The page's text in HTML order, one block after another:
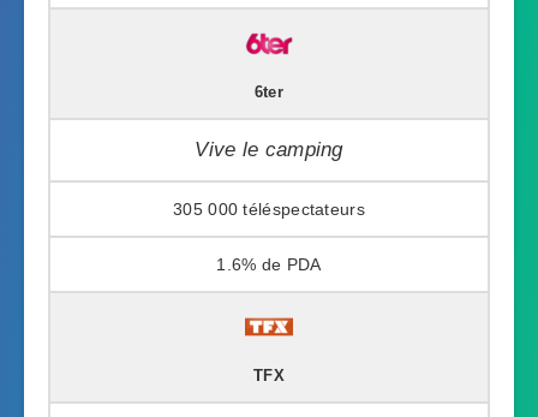
6ter
Vive le camping
305 000
1.6%
TFX